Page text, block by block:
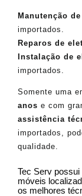
Manutenção
importados.
Reparos de
Instalação de
importados.
Somente uma
anos e com
assistência
importados,
qualidade.
Tec Serv
móveis
os melhores